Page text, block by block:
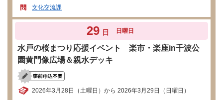
文化交流課
29 日 日曜日
水戸の桜まつり応援イベント 楽市・楽座in千波公
園黄門像広場＆親水デッキ
2026年3月28日（土曜日）から 2026年3月29日（日曜日）